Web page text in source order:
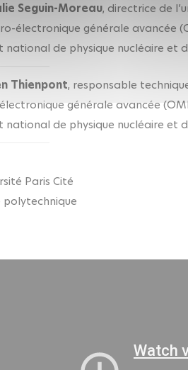
Seguin-Moreau, directrice de
électronique générale avancée
national de physique nucléaire et
Thienpont, responsable
générale avancée
national de physique nucléaire et
Paris Cité
polytechnique